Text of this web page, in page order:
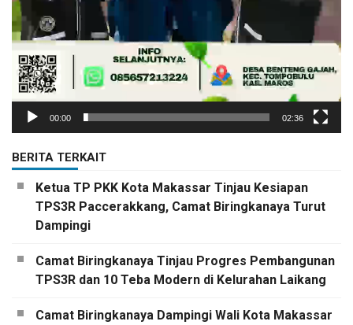
00:00 02:36
BERITA TERKAIT
Ketua TP PKK Kota Makassar Tinjau Kesiapan
TPS3R Paccerakkang, Camat Biringkanaya Turut
Dampingi
Camat Biringkanaya Tinjau Progres Pembangunan
TPS3R dan 10 Teba Modern di Kelurahan Laikang
Camat Biringkanaya Dampingi Wali Kota Makassar